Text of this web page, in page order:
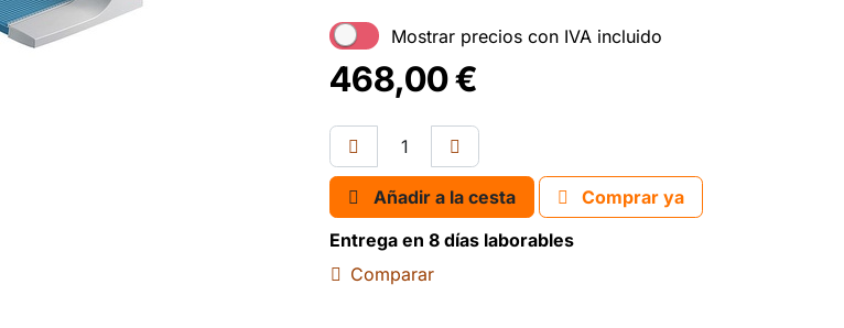
Mostrar precios con IVA incluido
468,00€
Añadir a la cesta
Comprar ya
Entrega en 8 días laborables
Comparar